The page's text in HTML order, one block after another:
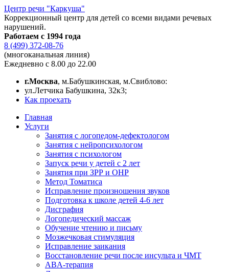
Центр речи "Каркуша"
Коррекционный центр для детей со всеми видами речевых
нарушений.
Работаем с 1994 года
8 (499) 372-08-76
(многоканальная линия)
Ежедневно с 8.00 до 22.00
г.Москва, м.Бабушкинская, м.Свиблово:
ул.Летчика Бабушкина, 32к3;
Как проехать
Главная
Услуги
Занятия с логопедом-дефектологом
Занятия с нейропсихологом
Занятия с психологом
Запуск речи у детей с 2 лет
Занятия при ЗРР и ОНР
Метод Томатиса
Исправление произношения звуков
Подготовка к школе детей 4-6 лет
Дисграфия
Логопедический массаж
Обучение чтению и письму
Мозжечковая стимуляция
Исправление заикания
Восстановление речи после инсульта и ЧМТ
ABA-терапия